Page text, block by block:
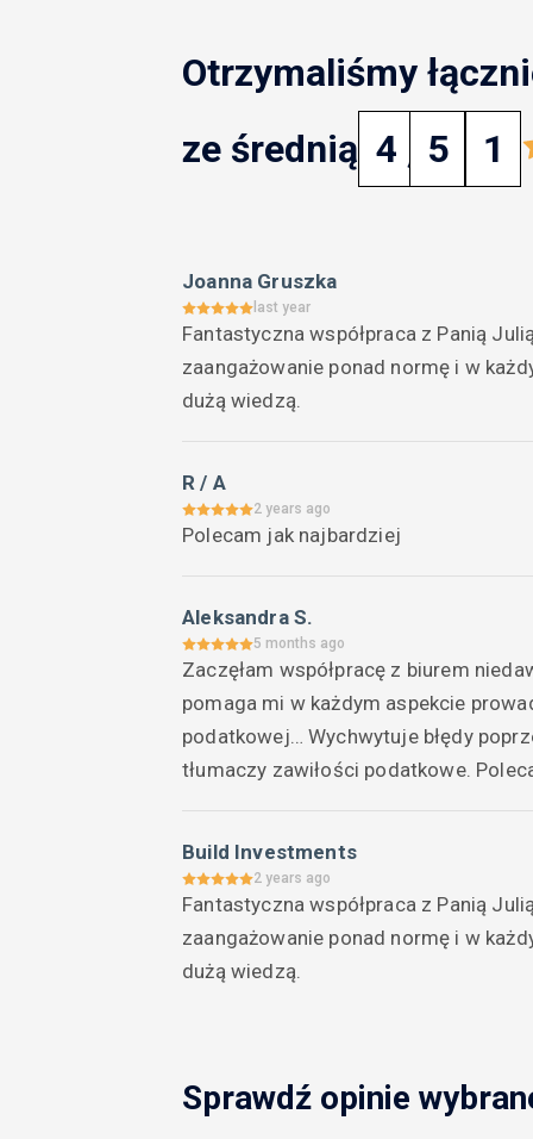
Otrzymaliśmy
ze średnią 4 5 1
Joanna Gruszka
last year
Fantastyczna współpraca z Panią
zaangażowanie ponad normę i w
dużą wiedzą.
R / A
2 years ago
Polecam jak najbardziej
Aleksandra S.
5 months ago
Zaczęłam współpracę z biurem
pomaga mi w każdym aspekcie
podatkowej… Wychwytuje błędy
tłumaczy zawiłości podatkowe.
Build Investments
2 years ago
Fantastyczna współpraca z Panią
zaangażowanie ponad normę i w
dużą wiedzą.
Sprawdź opinie